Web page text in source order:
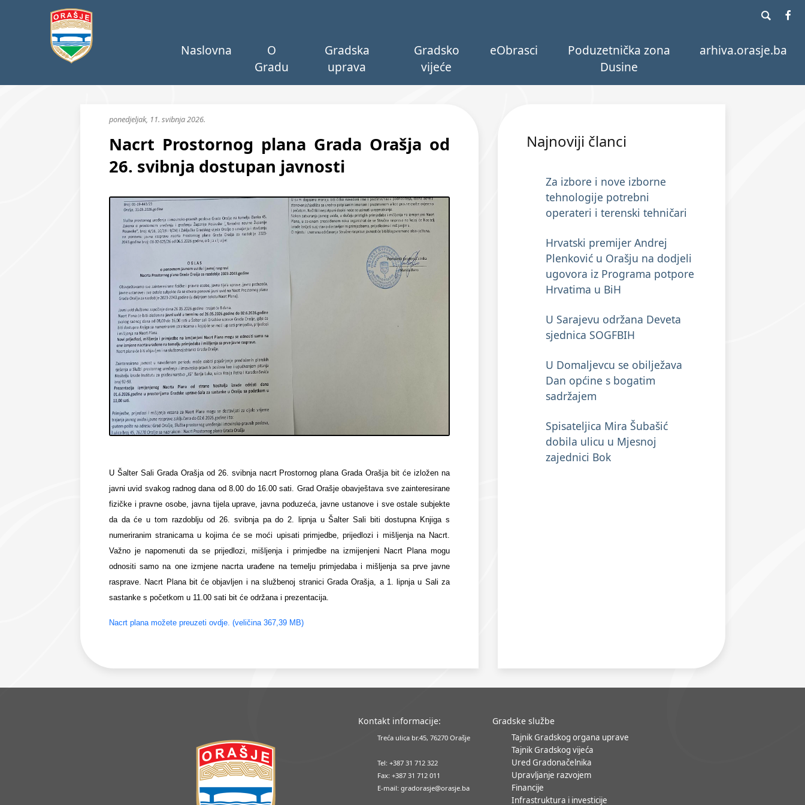
Naslovna
O
Gradu
Gradska
uprava
Gradsko
vijeće
eObrasci
Poduzetnička zona
Dusine
arhiva.orasje.ba
ponedjeljak, 11. svibnja 2026.
Nacrt Prostornog plana Grada Orašja od
26. svibnja dostupan javnosti
U Šalter Sali Grada Orašja od 26. svibnja nacrt Prostornog plana Grada Orašja bit će izložen na
javni uvid svakog radnog dana od 8.00 do 16.00 sati. Grad Orašje obavještava sve zainteresirane
fizičke i pravne osobe, javna tijela uprave, javna poduzeća, javne ustanove i sve ostale subjekte
da da će u tom razdoblju od 26. svibnja pa do 2. lipnja u Šalter Sali biti dostupna Knjiga s
numeriranim stranicama u kojima će se moći upisati primjedbe, prijedlozi i mišljenja na Nacrt.
Važno je napomenuti da se prijedlozi, mišljenja i primjedbe na izmijenjeni Nacrt Plana mogu
odnositi samo na one izmjene nacrta urađene na temelju primjedaba i mišljenja sa prve javne
rasprave. Nacrt Plana bit će objavljen i na službenoj stranici Grada Orašja, a 1. lipnja u Sali za
sastanke s početkom u 11.00 sati bit će održana i prezentacija.
Nacrt plana možete preuzeti ovdje. (veličina 367,39 MB)
Najnoviji članci
Za izbore i nove izborne
tehnologije potrebni
operateri i terenski tehničari
Hrvatski premijer Andrej
Plenković u Orašju na dodjeli
ugovora iz Programa potpore
Hrvatima u BiH
U Sarajevu održana Deveta
sjednica SOGFBIH
U Domaljevcu se obilježava
Dan općine s bogatim
sadržajem
Spisateljica Mira Šubašić
dobila ulicu u Mjesnoj
zajednici Bok
Kontakt informacije:
Treća ulica br.45, 76270 Orašje
Tel: +387 31 712 322
Fax: +387 31 712 011
E-mail: gradorasje@orasje.ba
Gradske službe
Tajnik Gradskog organa uprave
Tajnik Gradskog vijeća
Ured Gradonačelnika
Upravljanje razvojem
Financije
Infrastruktura i investicije